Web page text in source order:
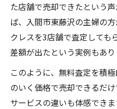
た店舗で売却できたという
ば、入間市東藤沢の主婦の
クレスを3店舗で査定しても
差額が出たという実例もあり
このように、無料査定を積
のいく価格で売却できるだ
サービスの違いも体感でき